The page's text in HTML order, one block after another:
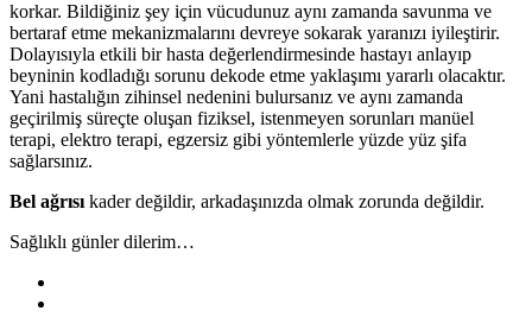
korkar. Bildiğiniz şey için vücudunuz aynı zamanda savunma ve
bertaraf etme mekanizmalarını devreye sokarak yaranızı iyileştirir.
Dolayısıyla etkili bir hasta değerlendirmesinde hastayı anlayıp
beyninin kodladığı sorunu dekode etme yaklaşımı yararlı olacaktır.
Yani hastalığın zihinsel nedenini bulursanız ve aynı zamanda
geçirilmiş süreçte oluşan fiziksel, istenmeyen sorunları manüel
terapi, elektro terapi, egzersiz gibi yöntemlerle yüzde yüz şifa
sağlarsınız.
Bel ağrısı kader değildir, arkadaşınızda olmak zorunda değildir.
Sağlıklı günler dilerim…